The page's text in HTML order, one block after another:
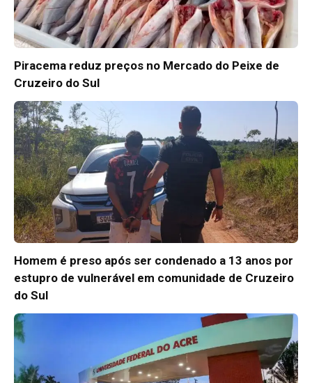
Piracema reduz preços no Mercado do Peixe de
Cruzeiro do Sul
Homem é preso após ser condenado a 13 anos por
estupro de vulnerável em comunidade de Cruzeiro
do Sul